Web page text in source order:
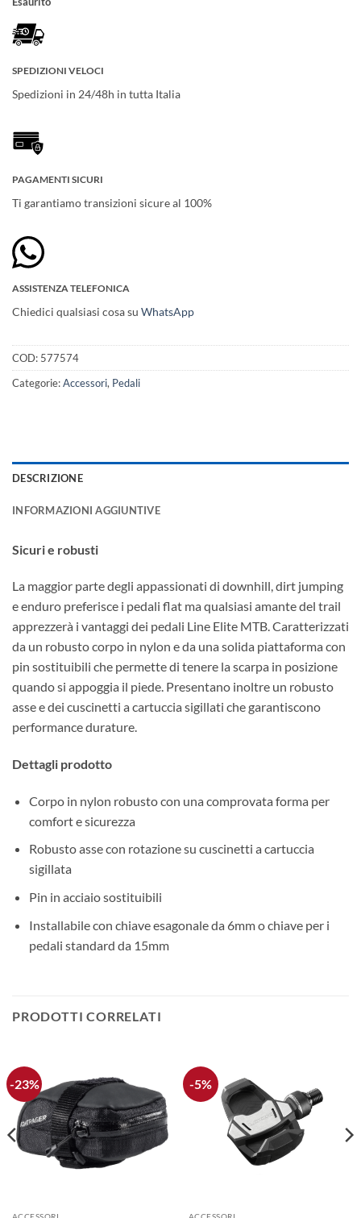
SPEDIZIONI VELOCI
Spedizioni in 24/48h in tutta Italia
PAGAMENTI SICURI
Ti garantiamo transizioni sicure al 100%
ASSISTENZA TELEFONICA
Chiedici qualsiasi cosa su WhatsApp
COD: 577574
Categorie:Accessori, Pedali
DESCRIZIONE
INFORMAZIONI AGGIUNTIVE
Sicuri e robusti
La maggior parte degli appassionati di downhill, dirt jumping
e enduro preferisce i pedali flat ma qualsiasi amante del trail
apprezzerà i vantaggi dei pedali Line Elite MTB. Caratterizzati
da un robusto corpo in nylon e da una solida piattaforma con
pin sostituibili che permette di tenere la scarpa in posizione
quando si appoggia il piede. Presentano inoltre un robusto
asse e dei cuscinetti a cartuccia sigillati che garantiscono
performance durature.
Dettagli prodotto
Corpo in nylon robusto con una comprovata forma per
comfort e sicurezza
Robusto asse con rotazione su cuscinetti a cartuccia
sigillata
Pin in acciaio sostituibili
Installabile con chiave esagonale da 6mm o chiave per i
pedali standard da 15mm
PRODOTTI CORRELATI
-23% -5%